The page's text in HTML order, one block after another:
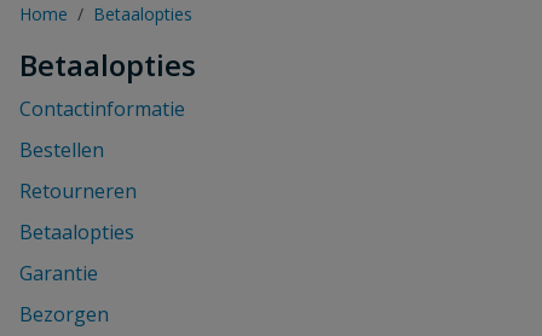
Home / Betaalopties
Betaalopties
Contactinformatie
Bestellen
Retourneren
Betaalopties
Garantie
Bezorgen